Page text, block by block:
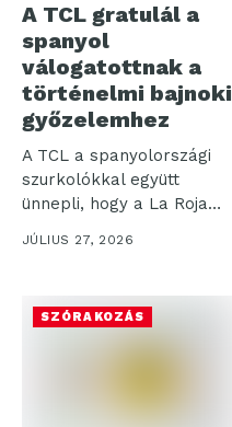
A TCL gratulál a
spanyol
válogatottnak a
történelmi bajnoki
győzelemhez
A TCL a spanyolországi
szurkolókkal együtt
ünnepli, hogy a La Roja
(spanyol...
JÚLIUS 27, 2026
SZÓRAKOZÁS